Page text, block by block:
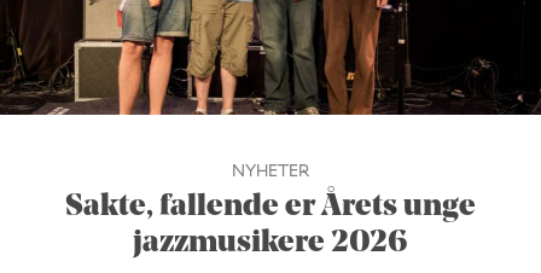
NYHETER
Sakte, fallende er Årets unge
jazzmusikere 2026